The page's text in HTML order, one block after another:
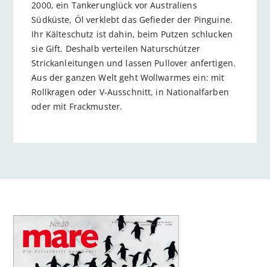
2000, ein Tankerunglück vor Australiens
Südküste, Öl verklebt das Gefieder der Pinguine.
Ihr Kälteschutz ist dahin, beim Putzen schlucken
sie Gift. Deshalb verteilen Naturschützer
Strickanleitungen und lassen Pullover anfertigen.
Aus der ganzen Welt geht Wollwarmes ein: mit
Rollkragen oder V-Ausschnitt, in Nationalfarben
oder mit Frackmuster.